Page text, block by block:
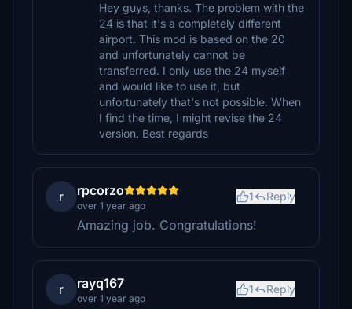
Hey guys, thanks. The problem with the
24 is that it's a completely different
airport. This mod is based on the 20
and unfortunately cannot be
transferred. I only use the 24 myself
and would like to use it, but
unfortunately that's not possible. When
I find the time, I might revise the 24
version. Best regards
r rpcorzo
over 1 year ago
1 Reply
Amazing job. Congratulations!
r rayq167
over 1 year ago
1 Reply